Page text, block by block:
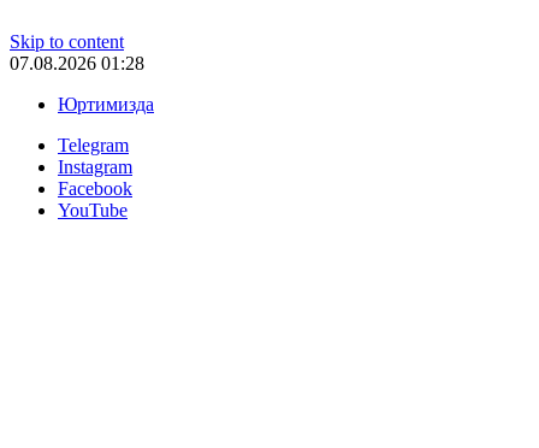
Skip to content
07.08.2026 01:28
Юртимизда
Telegram
Instagram
Facebook
YouTube